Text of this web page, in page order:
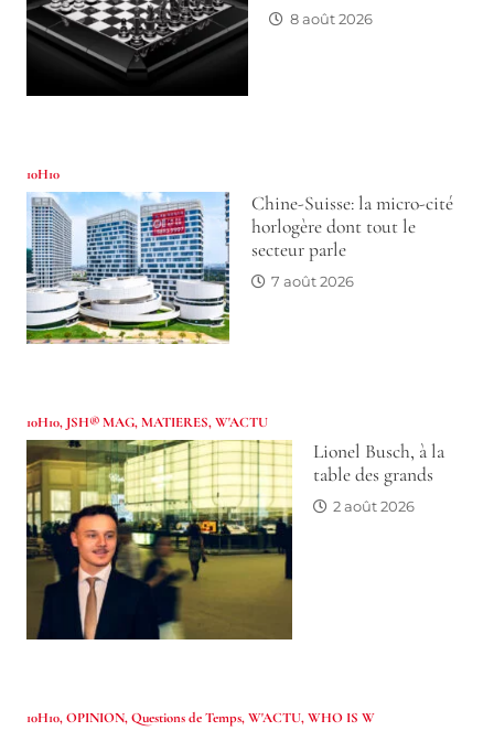
8 août 2026
10H10
Chine-Suisse: la micro-cité
horlogère dont tout le
secteur parle
7 août 2026
10H10, JSH® MAG,MATIERES,W'ACTU
Lionel Busch, à la
table des grands
2 août 2026
10H10,OPINION,Questions de Temps,W'ACTU,WHO IS W